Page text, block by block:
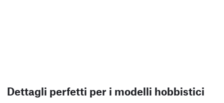
Dettagli perfetti per i modelli hobbistici